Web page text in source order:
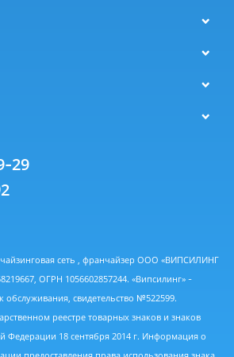
29
сеть , франчайзер ООО «ВИПСИЛИНГ
ОГРН 1056602857244. «Випсилинг» -
обслуживания, свидетельство №522599.
реестре товарных знаков и знаков
Федерации 18 сентября 2014 г. Информация о